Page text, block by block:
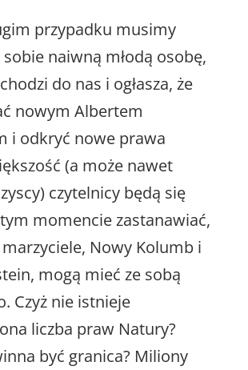
przypadku musimy
naiwną młodą osobę,
do nas i ogłasza, że
nowym Albertem
i odkryć nowe prawa
(a może nawet
czytelnicy będą się
momencie zastanawiać,
Nowy Kolumb i
mogą mieć ze sobą
Czyż nie istnieje
liczba praw Natury?
być granica? Miliony